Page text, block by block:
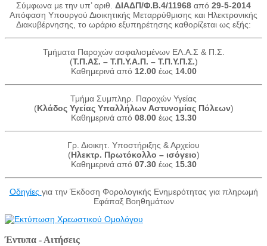
Σύμφωνα με την υπ’ αριθ. ΔΙΑΔΠ/Φ.Β.4/11968 από 29-5-2014
Απόφαση Υπουργού Διοικητικής Μεταρρύθμισης και Ηλεκτρονικής
Διακυβέρνησης, το ωράριο εξυπηρέτησης καθορίζεται ως εξής:
Τμήματα Παροχών ασφαλισμένων ΕΛ.Α.Σ & Π.Σ.
(Τ.Π.ΑΣ. – Τ.Π.Υ.Α.Π. – Τ.Π.Υ.Π.Σ.)
Καθημερινά από 12.00 έως 14.00
Τμήμα Συμπληρ. Παροχών Υγείας
(Κλάδος Υγείας Υπαλλήλων Αστυνομίας Πόλεων)
Καθημερινά από 08.00έως 13.30
Γρ. Διοικητ. Υποστήριξης & Αρχείου
(Ηλεκτρ. Πρωτόκολλο – ισόγειο)
Καθημερινά από 07.30έως 15.30
Οδηγίες για την Έκδοση Φορολογικής Ενημερότητας για πληρωμή
Εφάπαξ Βοηθημάτων
Έντυπα - Αιτήσεις